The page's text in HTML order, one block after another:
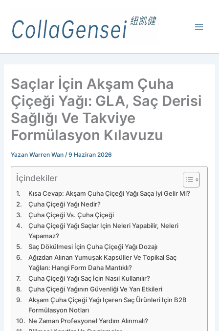
Saçlar İçin Akşam Çuha
Çiçeği Yağı: GLA, Saç Derisi
Sağlığı Ve Takviye
Formülasyon Kılavuzu
Yazan Warren Wan/9 Haziran 2026
İçindekiler
Kısa Cevap: Akşam Çuha Çiçeği Yağı Saça Iyi Gelir Mi?
Çuha Çiçeği Yağı Nedir?
Çuha Çiçeği Vs. Çuha Çiçeği
Çuha Çiçeği Yağı Saçlar Için Neleri Yapabilir, Neleri
Yapamaz?
Saç Dökülmesi İçin Çuha Çiçeği Yağı Dozajı
Ağızdan Alınan Yumuşak Kapsüller Ve Topikal Saç
Yağları: Hangi Form Daha Mantıklı?
Çuha Çiçeği Yağı Saç İçin Nasıl Kullanılır?
Çuha Çiçeği Yağının Güvenliği Ve Yan Etkileri
Akşam Çuha Çiçeği Yağı Içeren Saç Ürünleri Için B2B
Formülasyon Notları
Ne Zaman Profesyonel Yardım Alınmalı?